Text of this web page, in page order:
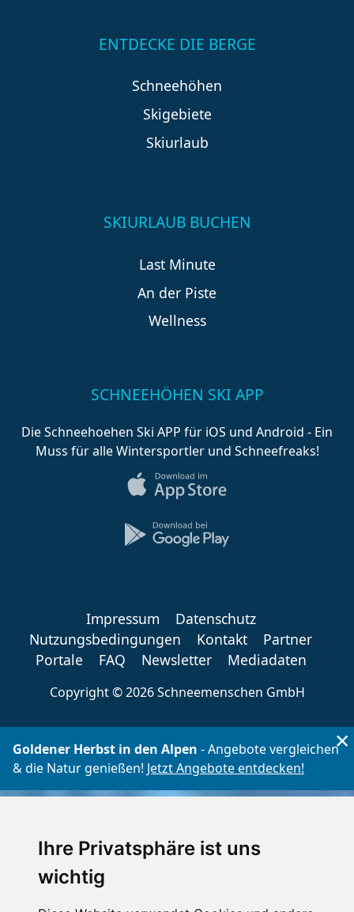
Ihre Privatsphäre ist uns
wichtig
ENTDECKE DIE BERGE
Schneehöhen
Skigebiete
Skiurlaub
SKIURLAUB BUCHEN
Last Minute
An der Piste
Wellness
SCHNEEHÖHEN SKI APP
Die Schneehoehen Ski APP für iOS und Android - Ein
Muss für alle Wintersportler und Schneefreaks!
Impressum
Datenschutz
Nutzungsbedingungen
Kontakt
Partner
Portale
FAQ Newsletter Mediadaten
Copyright ©2026 Schneemenschen GmbH
Goldener Herbst in den Alpen - Angebote vergleichen
& die Natur genießen! Jetzt Angebote entdecken!
×